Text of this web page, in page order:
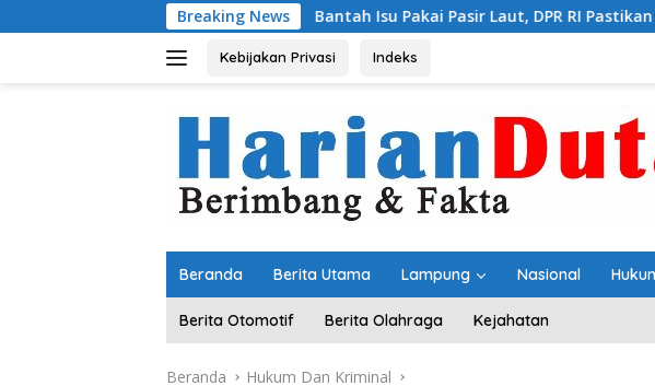
ke
Breaking News
Bantah Isu Pakai Pasir Laut, DPR RI Pastikan dari Penambang
Kebijakan Privasi Indeks
Beranda Berita Utama Lampung Nasional
Berita Otomotif Berita Olahraga Kejahatan
Beranda Hukum Dan Kriminal